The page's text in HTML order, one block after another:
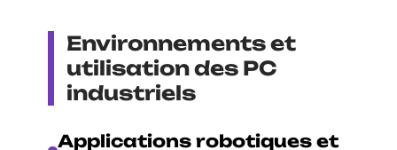
Environnements et
utilisation des PC
industriels
Applications robotiques et